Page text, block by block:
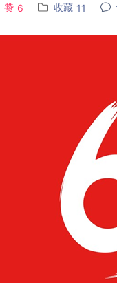
赞 6 收藏 11